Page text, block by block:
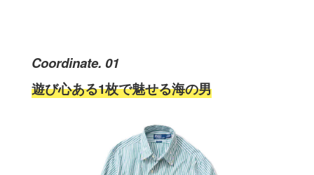
Coordinate. 01
遊び心ある1枚で魅せる海の男